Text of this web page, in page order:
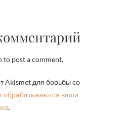
to post a comment.
Akismet для борьбы со
обрабатываются ваши
.